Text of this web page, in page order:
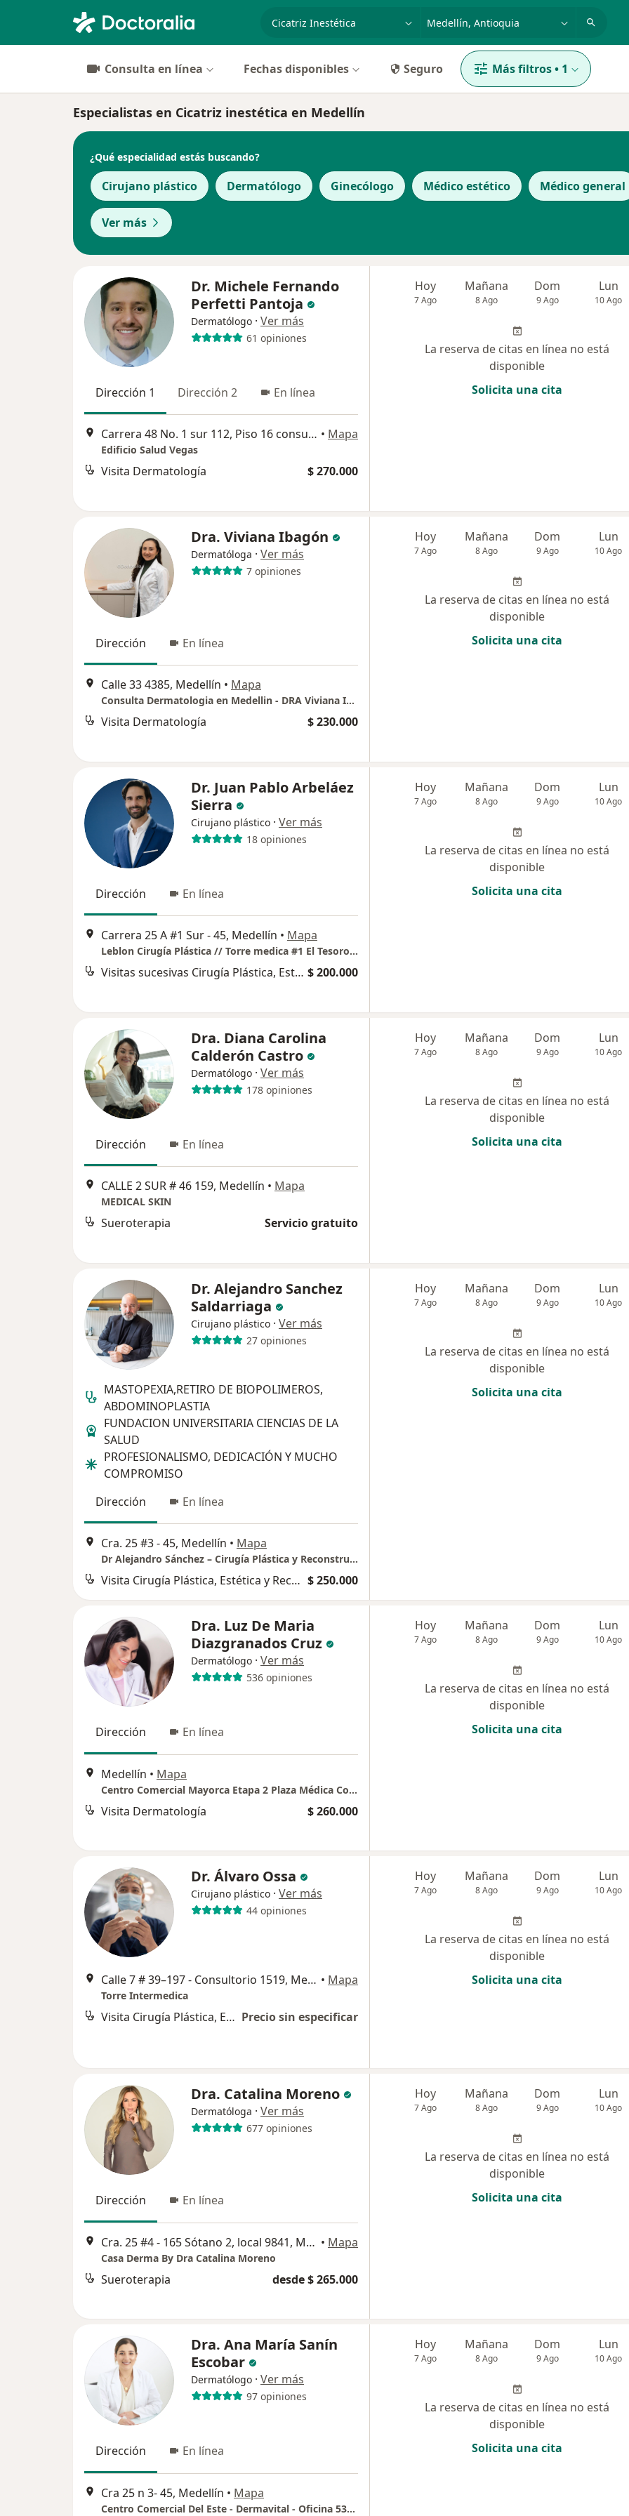
especialidad, enfermedad o nombrep. ej. Bogotá
Consulta en línea Fechas disponibles Seguro Más filtros• 1
Especialistas en Cicatriz inestética en Medellín
¿Qué especialidad estás buscando?
Cirujano plástico Dermatólogo Ginecólogo Médico estético Médico general
Ver más
Dr. Michele Fernando
Perfetti Pantoja
Dermatólogo · Ver más
61 opiniones
Dirección 1 Dirección 2 En línea
Carrera 48 No. 1 sur 112, Piso 16 consultorio 07, Medellín • Mapa
Edificio Salud Vegas
Visita Dermatología $ 270.000
Hoy
7 Ago
Mañana
8 Ago
Dom
9 Ago
Lun
10 Ago
La reserva de citas en línea no está
disponible
Solicita una cita
Dra. Viviana Ibagón
Dermatóloga · Ver más
7 opiniones
Dirección En línea
Calle 33 4385, Medellín • Mapa
Consulta Dermatologia en Medellin - DRA Viviana Ibagón Pardo
Visita Dermatología $ 230.000
Hoy
7 Ago
Mañana
8 Ago
Dom
9 Ago
Lun
10 Ago
La reserva de citas en línea no está
disponible
Solicita una cita
Dr. Juan Pablo Arbeláez
Sierra
Cirujano plástico · Ver más
18 opiniones
Dirección En línea
Carrera 25 A #1 Sur - 45, Medellín • Mapa
Leblon Cirugía Plástica // Torre medica #1 El Tesoro Consultorio 1337
Visitas sucesivas Cirugía Plástica, Estética y Reconstructiva $ 200.000
Hoy
7 Ago
Mañana
8 Ago
Dom
9 Ago
Lun
10 Ago
La reserva de citas en línea no está
disponible
Solicita una cita
Dra. Diana Carolina
Calderón Castro
Dermatólogo · Ver más
178 opiniones
Dirección En línea
CALLE 2 SUR # 46 159, Medellín • Mapa
MEDICAL SKIN
Sueroterapia Servicio gratuito
Hoy
7 Ago
Mañana
8 Ago
Dom
9 Ago
Lun
10 Ago
La reserva de citas en línea no está
disponible
Solicita una cita
Dr. Alejandro Sanchez
Saldarriaga
Cirujano plástico · Ver más
27 opiniones
MASTOPEXIA,RETIRO DE BIOPOLIMEROS,
ABDOMINOPLASTIA
FUNDACION UNIVERSITARIA CIENCIAS DE LA
SALUD
PROFESIONALISMO, DEDICACIÓN Y MUCHO
COMPROMISO
Dirección
En línea
Cra. 25 #3 - 45, Medellín • Mapa
Dr Alejandro Sánchez – Cirugía Plástica y Reconstructiva
Visita Cirugía Plástica, Estética y Reconstructiva $ 250.000
Hoy
7 Ago
Mañana
8 Ago
Dom
9 Ago
Lun
10 Ago
La reserva de citas en línea no está
disponible
Solicita una cita
Dra. Luz De Maria
Diazgranados Cruz
Dermatólogo · Ver más
536 opiniones
Dirección En línea
Medellín • Mapa
Centro Comercial Mayorca Etapa 2 Plaza Médica Consultorio 1110/1112
Visita Dermatología $ 260.000
Hoy
7 Ago
Mañana
8 Ago
Dom
9 Ago
Lun
10 Ago
La reserva de citas en línea no está
disponible
Solicita una cita
Dr. Álvaro Ossa
Cirujano plástico · Ver más
44 opiniones
Calle 7 # 39–197 - Consultorio 1519, Medellín • Mapa
Torre Intermedica
Visita Cirugía Plástica, Estética y Reconstructiva Precio sin especificar
Hoy
7 Ago
Mañana
8 Ago
Dom
9 Ago
Lun
10 Ago
La reserva de citas en línea no está
disponible
Solicita una cita
Dra. Catalina Moreno
Dermatóloga · Ver más
677 opiniones
Dirección En línea
Cra. 25 #4 - 165 Sótano 2, local 9841, Medellín • Mapa
Casa Derma By Dra Catalina Moreno
Sueroterapia desde $ 265.000
Hoy
7 Ago
Mañana
8 Ago
Dom
9 Ago
Lun
10 Ago
La reserva de citas en línea no está
disponible
Solicita una cita
Dra. Ana María Sanín
Escobar
Dermatólogo · Ver más
97 opiniones
Dirección En línea
Cra 25 n 3- 45, Medellín • Mapa
Centro Comercial Del Este - Dermavital - Oficina 531 Dra. Ana María Sanín
Hoy
7 Ago
Mañana
8 Ago
Dom
9 Ago
Lun
10 Ago
La reserva de citas en línea no está
disponible
Solicita una cita